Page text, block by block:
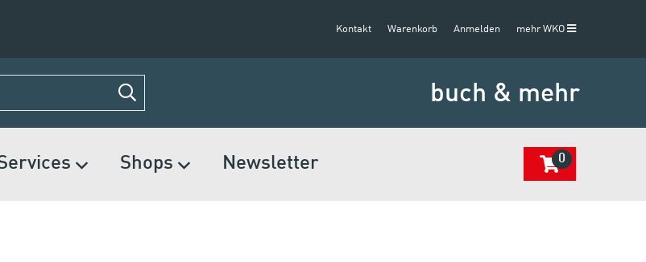
Kontakt Warenkorb Anmelden mehr WKO
buch & mehr
Shops Newsletter 0